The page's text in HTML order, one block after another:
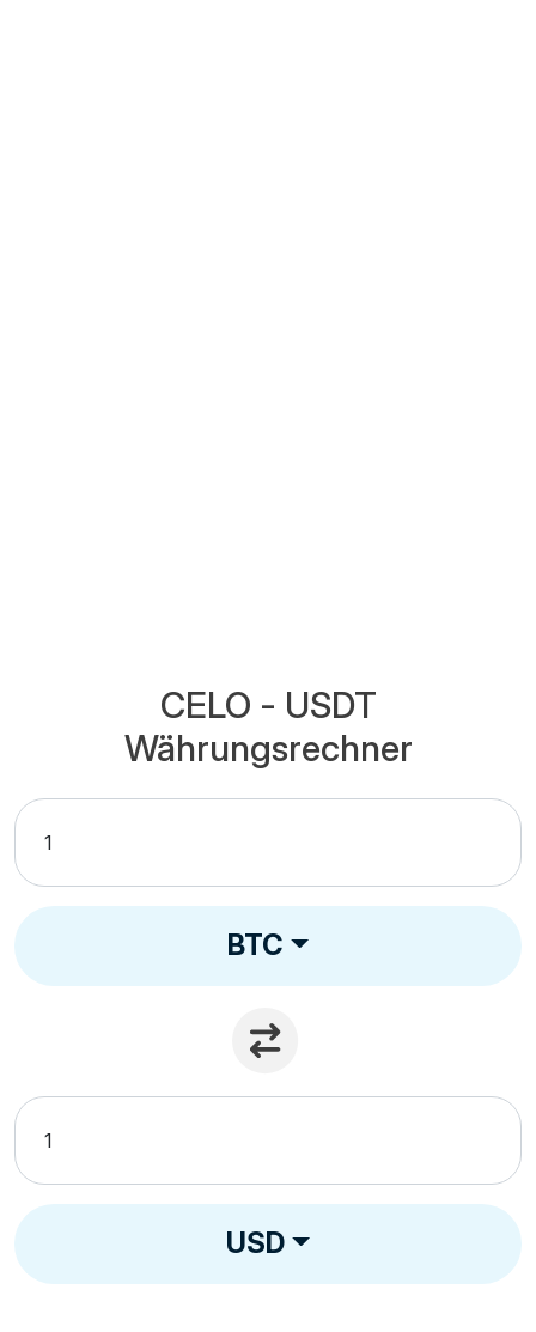
CELO - USDT
Währungsrechner
BTC
USD